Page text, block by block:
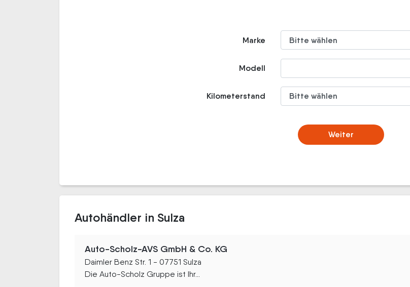
Marke
Modell
Kilometerstand
Weiter
Autohändler in Sulza
Auto-Scholz-AVS GmbH & Co. KG
Daimler Benz Str. 1 - 07751 Sulza
Die Auto-Scholz Gruppe ist Ihr...